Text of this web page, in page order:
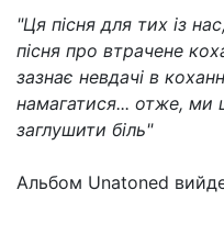
"Ця пісня для тих із
пісня про втрачене
зазнає невдачі в
намагатися... отже, ми
заглушити біль"
Альбом Unatoned